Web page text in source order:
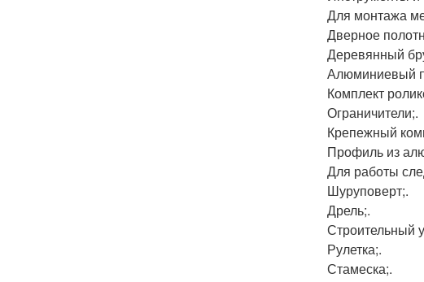
Для монтажа
Дверное
Деревянный
Алюминиевый
Комплект
Ограничители;.
Крепежный
Профиль из
Для работы
Шуруповерт;.
Дрель;.
Строительный
Рулетка;.
Стамеска;.